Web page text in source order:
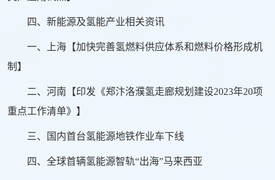
四、新能源及氢能产业相关资讯
一、上海【加快完善氢燃料供应体系和燃料价格形成机
制】
二、河南【印发《郑汴洛濮氢走廊规划建设2023年20项
重点工作清单》】
三、国内首台氢能源地铁作业车下线
四、全球首辆氢能源智轨“出海”马来西亚